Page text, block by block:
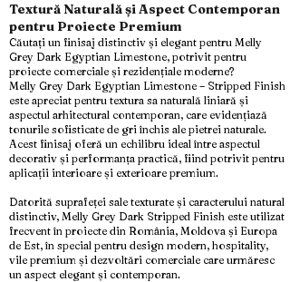
Textură Naturală și Aspect Contemporan
pentru Proiecte Premium
Căutați un finisaj distinctiv și elegant pentru Melly
Grey Dark Egyptian Limestone, potrivit pentru
proiecte comerciale și rezidențiale moderne?
Melly Grey Dark Egyptian Limestone – Stripped Finish
este apreciat pentru textura sa naturală liniară și
aspectul arhitectural contemporan, care evidențiază
tonurile sofisticate de gri închis ale pietrei naturale.
Acest finisaj oferă un echilibru ideal între aspectul
decorativ și performanța practică, fiind potrivit pentru
aplicații interioare și exterioare premium.
Datorită suprafeței sale texturate și caracterului natural
distinctiv, Melly Grey Dark Stripped Finish este utilizat
frecvent în proiecte din România, Moldova și Europa
de Est, în special pentru design modern, hospitality,
vile premium și dezvoltări comerciale care urmăresc
un aspect elegant și contemporan.